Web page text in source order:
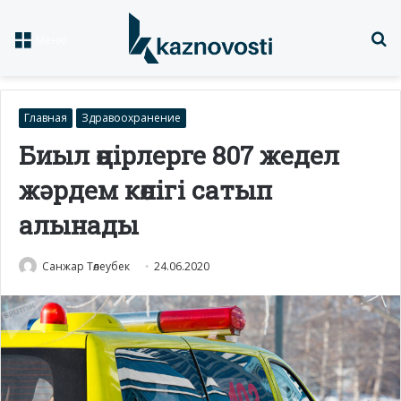
Главная Здравоохранение
Биыл өңірлерге 807 жедел
жәрдем көлігі сатып
алынады
Санжар Төлеубек 24.06.2020